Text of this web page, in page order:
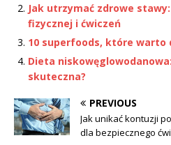
Jak utrzymać zdrowe
fizycznej i ćwiczeń
10 superfoods, które warto
Dieta
skuteczna?
PREVIOUS
Jak unikać kontuzji
dla bezpiecznego